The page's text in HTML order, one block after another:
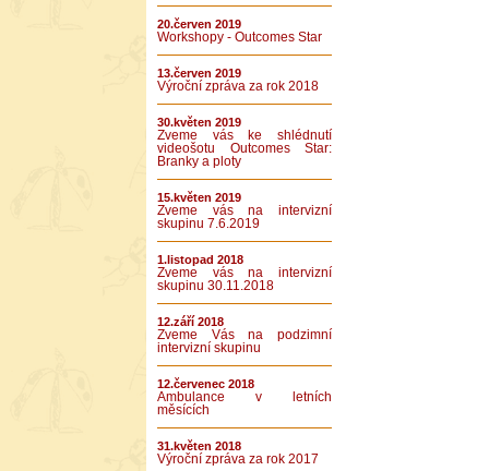
20.červen 2019
Workshopy - Outcomes Star
13.červen 2019
Výroční zpráva za rok 2018
30.květen 2019
Zveme vás ke shlédnutí
videošotu Outcomes Star:
Branky a ploty
15.květen 2019
Zveme vás na intervizní
skupinu 7.6.2019
1.listopad 2018
Zveme vás na intervizní
skupinu 30.11.2018
12.září 2018
Zveme Vás na podzimní
intervizní skupinu
12.červenec 2018
Ambulance v letních
měsících
31.květen 2018
Výroční zpráva za rok 2017